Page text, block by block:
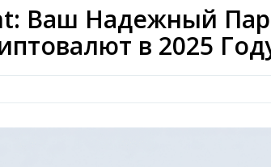
Ваш Надежный
в 2025